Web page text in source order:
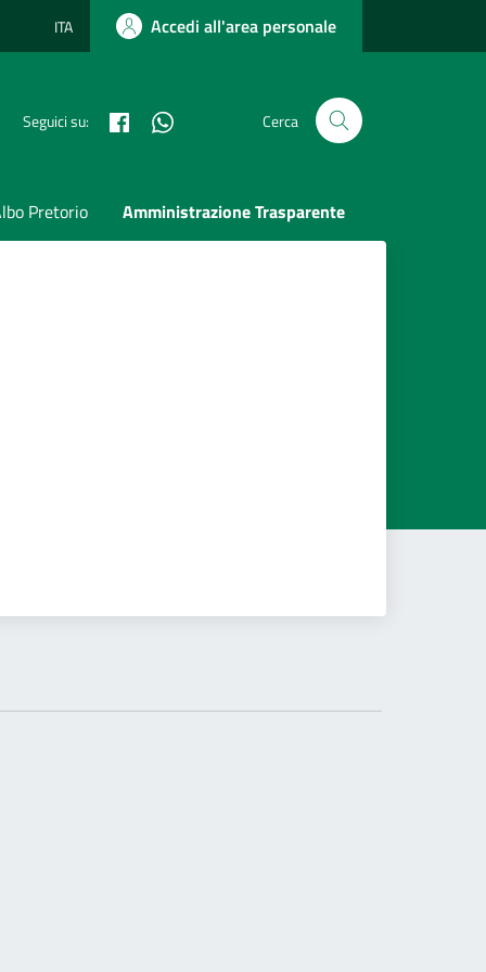
Lingua attiva:
ITA Accedi all'area personale
Seguici su: Facebook Cerca
Pretorio Amministrazione Trasparente